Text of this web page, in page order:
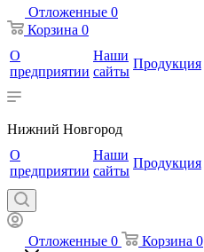
Отложенные 0
Корзина 0
О
предприятии
Наши
сайты
Продукция
Нижний Новгород
О
предприятии
Наши
сайты
Продукция
Отложенные 0 Корзина 0